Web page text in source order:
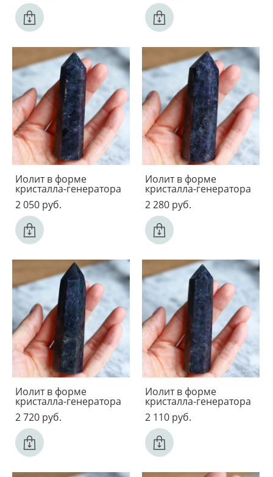
Иолит в форме
кристалла-генератора
2 050 pуб.
Иолит в форме
кристалла-генератора
2 280 pуб.
Иолит в форме
кристалла-генератора
2 720 pуб.
Иолит в форме
кристалла-генератора
2 110 pуб.